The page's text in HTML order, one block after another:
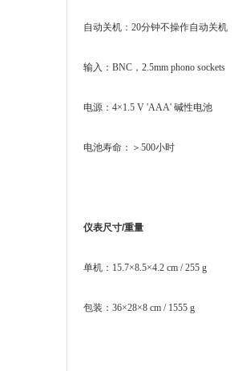
自动关机：20分钟不操作自动关机
输入：BNC，2.5mm phono sockets
电源：4×1.5 V 'AAA' 碱性电池
电池寿命：＞500小时
仪表尺寸/重量
单机：15.7×8.5×4.2 cm / 255 g
包装：36×28×8 cm / 1555 g